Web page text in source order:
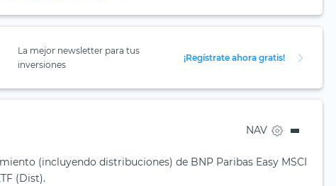
La mejor newsletter para tus
inversiones
¡Regístrate ahora gratis!
NAV
(incluyendo distribuciones) de BNP Paribas Easy MSCI
(Dist).